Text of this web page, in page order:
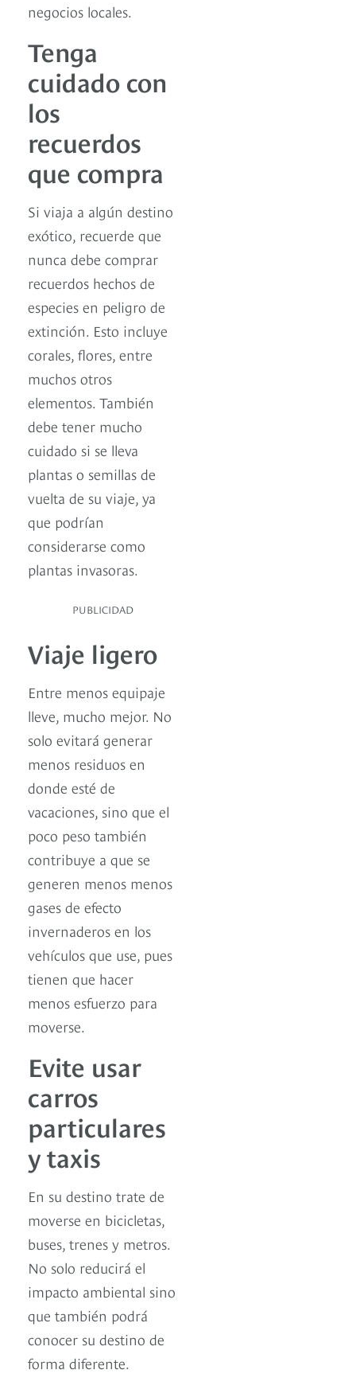
negocios locales.
Tenga
cuidado con
los
recuerdos
que compra
Si viaja a algún destino
exótico, recuerde que
nunca debe comprar
recuerdos hechos de
especies en peligro de
extinción. Esto incluye
corales, flores, entre
muchos otros
elementos. También
debe tener mucho
cuidado si se lleva
plantas o semillas de
vuelta de su viaje, ya
que podrían
considerarse como
plantas invasoras.
PUBLICIDAD
Viaje ligero
Entre menos equipaje
lleve, mucho mejor. No
solo evitará generar
menos residuos en
donde esté de
vacaciones, sino que el
poco peso también
contribuye a que se
generen menos menos
gases de efecto
invernaderos en los
vehículos que use, pues
tienen que hacer
menos esfuerzo para
moverse.
Evite usar
carros
particulares
y taxis
En su destino trate de
moverse en bicicletas,
buses, trenes y metros.
No solo reducirá el
impacto ambiental sino
que también podrá
conocer su destino de
forma diferente.